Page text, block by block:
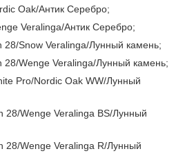
Oak/Антик Серебро;
Veralinga/Антик Серебро;
Snow Veralinga/Лунный камень;
28/Wenge Veralinga/Лунный камень;
Pro/Nordic Oak WW/Лунный
Wenge Veralinga BS/Лунный
28/Wenge Veralinga R/Лунный